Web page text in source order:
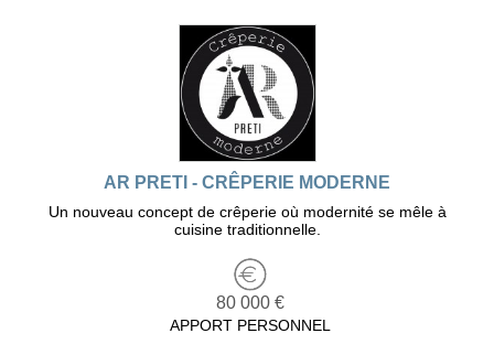
AR PRETI - CRÊPERIE MODERNE
Un nouveau concept de crêperie où modernité se mêle à
cuisine traditionnelle.
80 000 €
APPORT PERSONNEL